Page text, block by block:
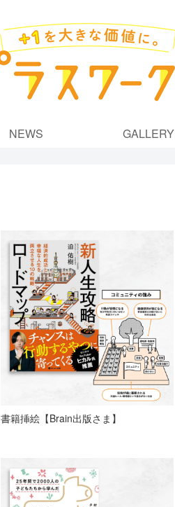
NEWS GALLERY
書籍挿絵【Brain出版さま】